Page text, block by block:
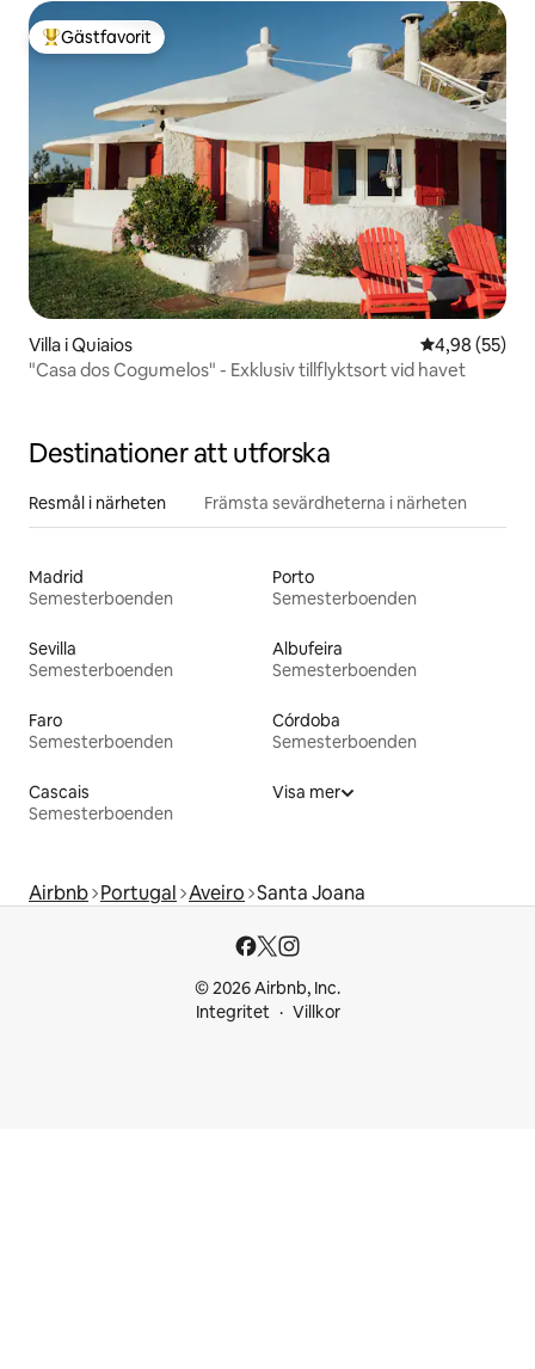
Populär gästfavorit
Gästfavorit
Villa i Quiaios 4,98 av 5 i
4,98 (55)
"Casa dos Cogumelos" - Exklusiv tillflyktsort vid havet
Destinationer att utforska
Resmål i närheten Främsta sevärdheterna i närheten
Madrid
Semesterboenden
Porto
Semesterboenden
Sevilla
Semesterboenden
Albufeira
Semesterboenden
Faro
Semesterboenden
Córdoba
Semesterboenden
Cascais
Semesterboenden
Visa mer
Airbnb Portugal Aveiro Santa Joana
© 2026 Airbnb, Inc.
Integritet
Villkor